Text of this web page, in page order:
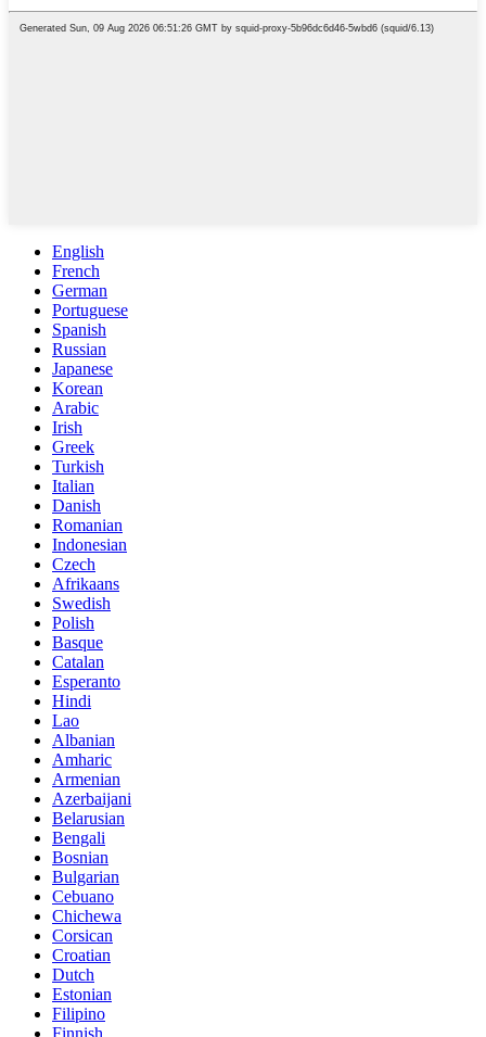
English
French
German
Portuguese
Spanish
Russian
Japanese
Korean
Arabic
Irish
Greek
Turkish
Italian
Danish
Romanian
Indonesian
Czech
Afrikaans
Swedish
Polish
Basque
Catalan
Esperanto
Hindi
Lao
Albanian
Amharic
Armenian
Azerbaijani
Belarusian
Bengali
Bosnian
Bulgarian
Cebuano
Chichewa
Corsican
Croatian
Dutch
Estonian
Filipino
Finnish